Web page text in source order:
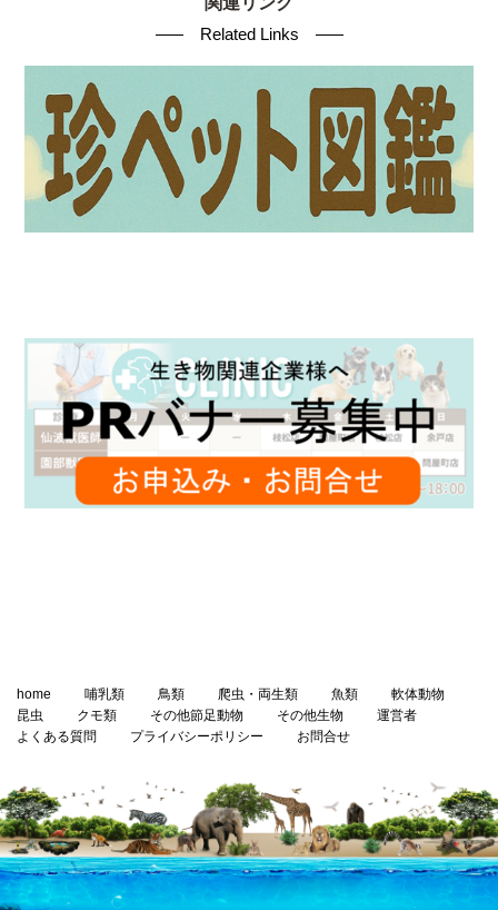
Related Links
home 哺乳類 鳥類 爬虫・両生類 魚類
軟体動物
昆虫
クモ類 その他節足動物 その他生物
運営者
よくある質問
プライバシーポリシー お問合せ